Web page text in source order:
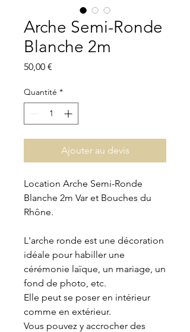
Arche Semi-Ronde
Blanche 2m
50,00 €
Quantité *
Ajouter au devis
Location Arche Semi-Ronde
Blanche 2m Var et Bouches du
Rhône.
L'arche ronde est une décoration
idéale pour habiller une
cérémonie laïque, un mariage, un
fond de photo, etc.
Elle peut se poser en intérieur
comme en extérieur.
Vous pouvez y accrocher des